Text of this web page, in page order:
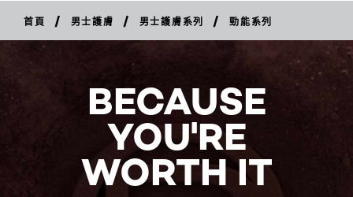
首頁 / 男士護膚 / 男士護膚系列 / 勁能系列
BECAUSE
YOU'RE
WORTH IT